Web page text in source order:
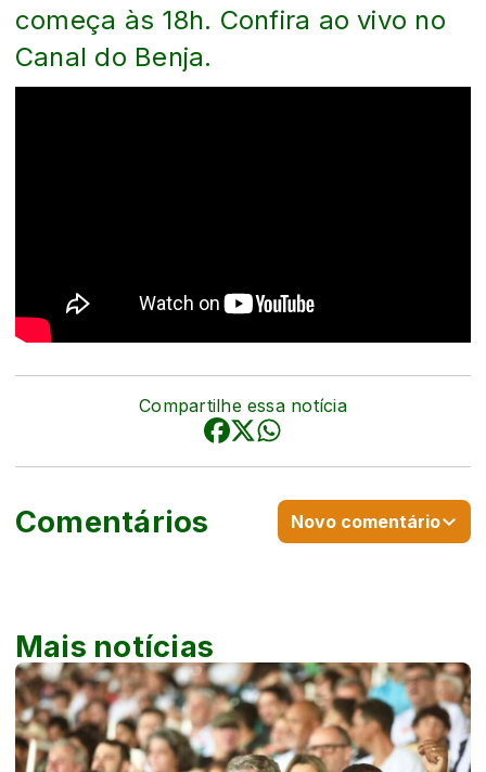
começa às 18h. Confira ao vivo no
Canal do Benja.
Compartilhe essa notícia
Comentários Novo comentário
Mais notícias